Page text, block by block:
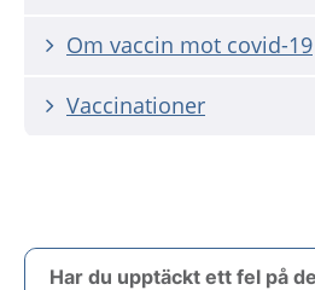
Om vaccin mot covid-19
Vaccinationer
Har du upptäckt ett fel på